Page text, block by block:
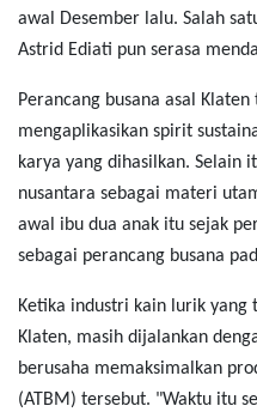
awal Desember lalu. Salah
Astrid Ediati pun serasa
Perancang busana asal
mengaplikasikan spirit
karya yang dihasilkan. Selain
nusantara sebagai materi
awal ibu dua anak itu sejak
sebagai perancang busana
Ketika industri kain lurik yang
Klaten, masih dijalankan
berusaha memaksimalkan
(ATBM) tersebut. "Waktu itu